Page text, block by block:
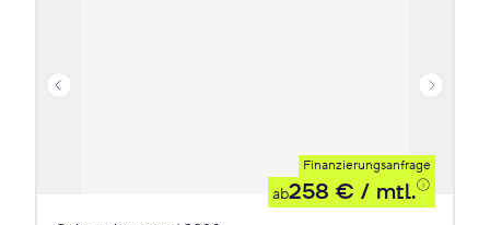
Finanzierungsanfrage
ab258 € / mtl.